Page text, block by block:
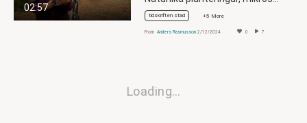
02:57
tidskriften stad +5 More
From Anders Rasmusson 2/12/2024 0 7
Loading…